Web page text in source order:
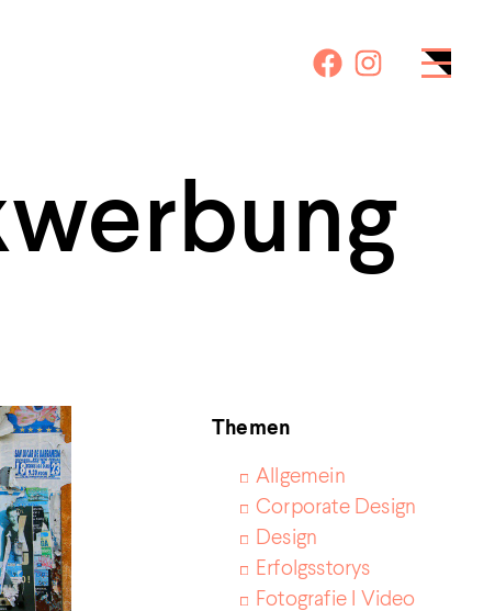
Themen
Allgemein
Corporate Design
Design
Erfolgsstorys
Fotografie I Video